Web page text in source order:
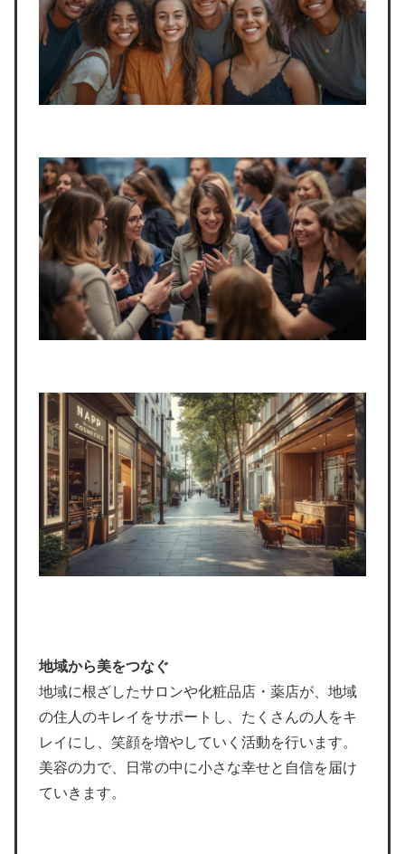
地域から美をつなぐ
地域に根ざしたサロンや化粧品店・薬店が、地域
の住人のキレイをサポートし、たくさんの人をキ
レイにし、笑顔を増やしていく活動を行います。
美容の力で、日常の中に小さな幸せと自信を届け
ていきます。